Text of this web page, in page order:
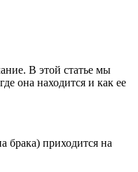
В этой статье мы
она находится и как ее
брака) приходится на